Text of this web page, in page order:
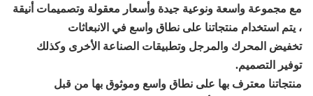
مع مجموعة واسعة ونوعية جيدة وأسعار معقولة وتصميمات أنيقة
، يتم استخدام منتجاتنا على نطاق واسع في الانبعاثات
تخفيض المحرك والمرجل وتطبيقات الصناعة الأخرى وكذلك
توفير التصميم.
منتجاتنا معترف بها على نطاق واسع وموثوق بها من قبل